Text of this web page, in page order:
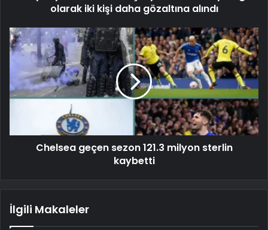
olarak iki kişi daha gözaltına alındı
Chelsea geçen sezon 121.3 milyon sterlin
kaybetti
İlgili Makaleler